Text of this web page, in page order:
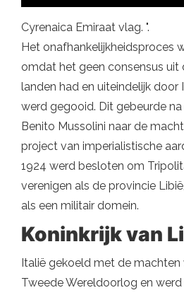
Cyrenaica Emiraat vlag. ".
Het onafhankelijkheidsproces
omdat het geen consensus uit
landen had en uiteindelijk door
werd gegooid. Dit gebeurde
Benito Mussolini naar de
project van imperialistische
1924 werd besloten om
verenigen als de provincie
als een militair domein.
Koninkrijk van
Italië gekoeld met de
Tweede Wereldoorlog en